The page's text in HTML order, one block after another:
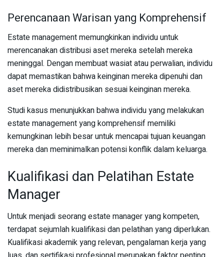
Perencanaan Warisan yang Komprehensif
Estate management memungkinkan individu untuk
merencanakan distribusi aset mereka setelah mereka
meninggal. Dengan membuat wasiat atau perwalian, individu
dapat memastikan bahwa keinginan mereka dipenuhi dan
aset mereka didistribusikan sesuai keinginan mereka.
Studi kasus menunjukkan bahwa individu yang melakukan
estate management yang komprehensif memiliki
kemungkinan lebih besar untuk mencapai tujuan keuangan
mereka dan meminimalkan potensi konflik dalam keluarga.
Kualifikasi dan Pelatihan Estate
Manager
Untuk menjadi seorang estate manager yang kompeten,
terdapat sejumlah kualifikasi dan pelatihan yang diperlukan.
Kualifikasi akademik yang relevan, pengalaman kerja yang